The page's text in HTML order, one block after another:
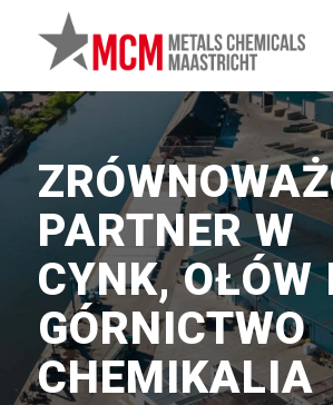
PARTNER W
CYNK, OŁÓW
GÓRNICTWO
CHEMIKALIA